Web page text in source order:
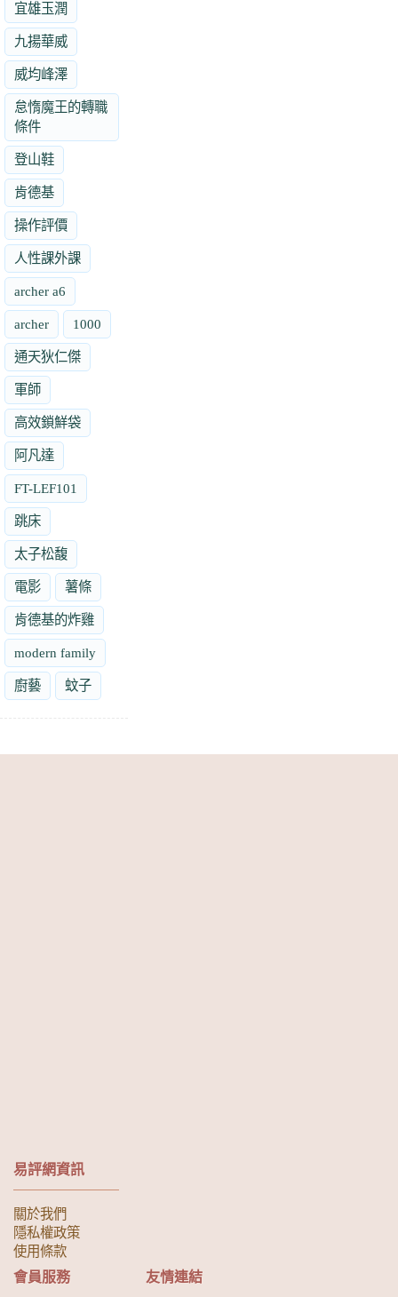
宜雄玉潤
九揚華威
威均峰澤
怠惰魔王的轉職
條件
登山鞋
肯德基
操作評價
人性課外課
archer a6
archer 1000
通天狄仁傑
軍師
高效鎖鮮袋
阿凡達
FT-LEF101
跳床
太子松馥
電影 薯條
肯德基的炸雞
modern family
廚藝 蚊子
易評網資訊
關於我們
隱私權政策
使用條款
會員服務 友情連結